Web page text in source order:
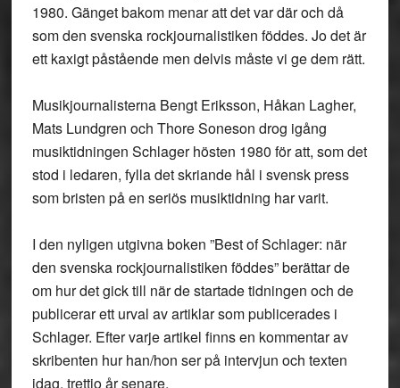
1980. Gänget bakom menar att det var där och då
som den svenska rockjournalistiken föddes. Jo det är
ett kaxigt påstående men delvis måste vi ge dem rätt.
Musikjournalisterna Bengt Eriksson, Håkan Lagher,
Mats Lundgren och Thore Soneson drog igång
musiktidningen Schlager hösten 1980 för att, som det
stod i ledaren, fylla det skriande hål i svensk press
som bristen på en seriös musiktidning har varit.
I den nyligen utgivna boken ”Best of Schlager: när
den svenska rockjournalistiken föddes” berättar de
om hur det gick till när de startade tidningen och de
publicerar ett urval av artiklar som publicerades i
Schlager. Efter varje artikel finns en kommentar av
skribenten hur han/hon ser på intervjun och texten
idag, trettio år senare.